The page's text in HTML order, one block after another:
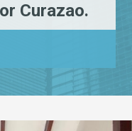
Curazao.